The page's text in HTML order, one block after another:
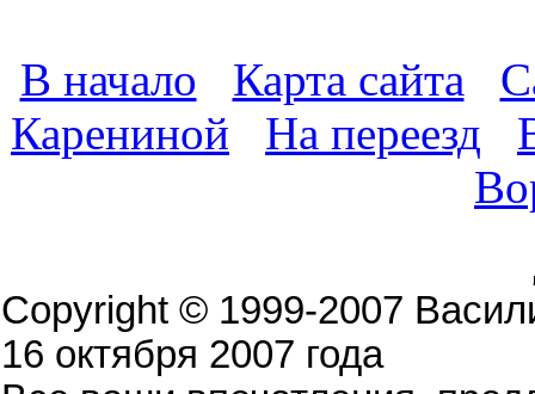
В начало Карта сайта
Карениной
На переезд
Copyright © 1999-2007
16 октября 2007 года